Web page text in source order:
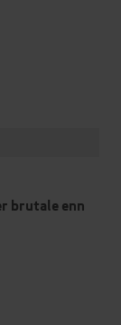
brutale enn